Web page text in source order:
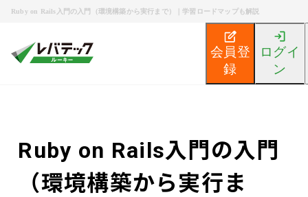
Ruby on Rails入門の入門（環境構築から実行まで）｜学習ロードマップも解説
会員登
録
ログイ
ン
エンジニア就活ノウハウ記事
Ruby on Rails入門の入門
（環境構築から実行ま